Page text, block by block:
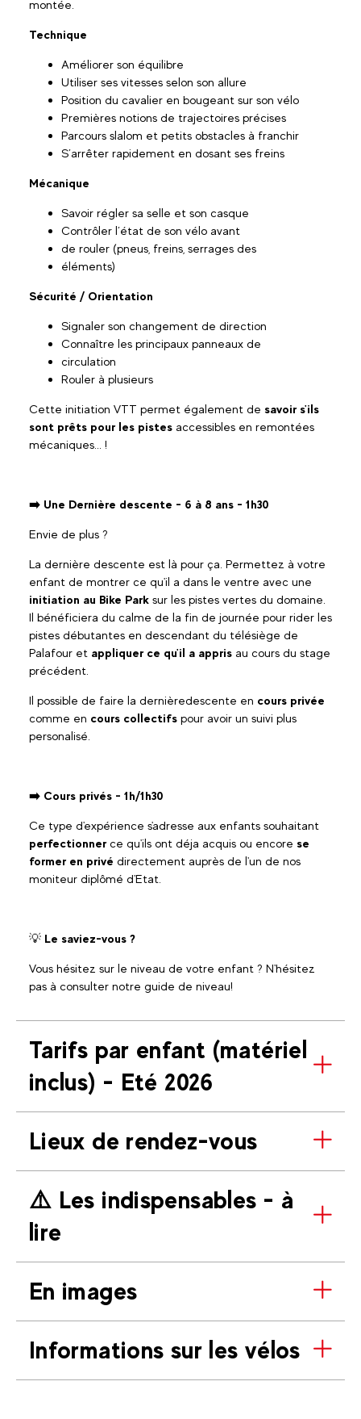
montée.
Technique
Améliorer son équilibre
Utiliser ses vitesses selon son allure
Position du cavalier en bougeant sur son vélo
Premières notions de trajectoires précises
Parcours slalom et petits obstacles à franchir
S’arrêter rapidement en dosant ses freins
Mécanique
Savoir régler sa selle et son casque
Contrôler l’état de son vélo avant
de rouler (pneus, freins, serrages des
éléments)
Sécurité / Orientation
Signaler son changement de direction
Connaître les principaux panneaux de
circulation
Rouler à plusieurs
Cette initiation VTT permet également de savoir s'ils
sont prêts pour les pistes accessibles en remontées
mécaniques... !
➡️ Une Dernière descente - 6 à 8 ans - 1h30
Envie de plus ?
La dernière descente est là pour ça. Permettez à votre
enfant de montrer ce qu'il a dans le ventre avec une
initiation au Bike Park sur les pistes vertes du domaine.
Il bénéficiera du calme de la fin de journée pour rider les
pistes débutantes en descendant du télésiège de
Palafour et appliquer ce qu'il a appris au cours du stage
précédent.
Il possible de faire la dernièredescente en cours privée
comme en cours collectifs pour avoir un suivi plus
personalisé.
➡️ Cours privés - 1h/1h30
Ce type d'expérience s'adresse aux enfants souhaitant
perfectionnerce qu'ils ont déja acquis ou encore se
former en privé directement auprès de l'un de nos
moniteur diplômé d'Etat.
💡 Le saviez-vous ?
Vous hésitez sur le niveau de votre enfant ? N'hésitez
pas à consulter notre guide de niveau!
Tarifs par enfant (matériel
inclus) - Eté 2026
Lieux de rendez-vous
⚠️​ Les indispensables - à
lire
En images
Informations sur les vélos